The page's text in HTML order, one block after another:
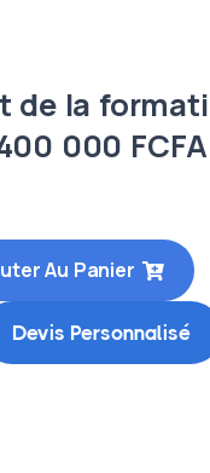
de la
000 FCFA
Au Panier
Devis Personnalisé